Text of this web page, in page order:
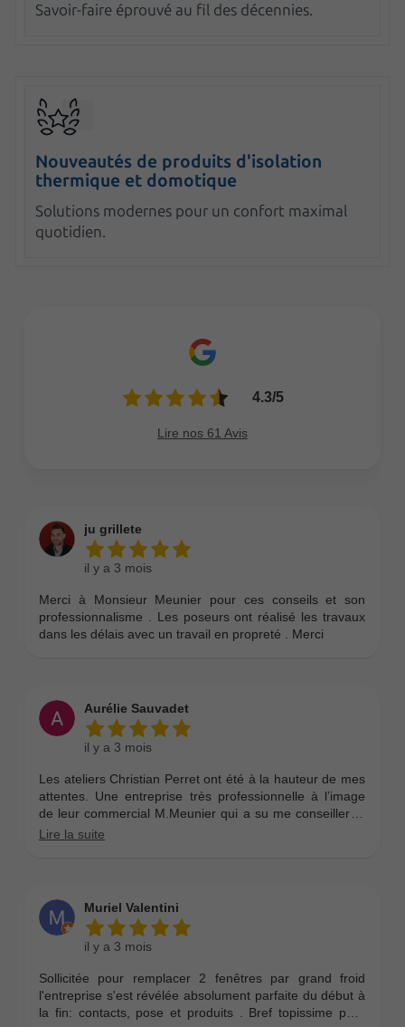
Savoir-faire éprouvé au fil des décennies.
Nouveautés de produits d'isolation
thermique et domotique
Solutions modernes pour un confort maximal
quotidien.